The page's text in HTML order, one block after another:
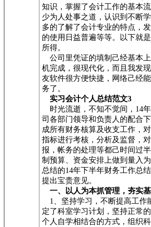
知识，掌握了会计工作的基本
少为人处事之道，认识到不断
多的了解了会计专业的特点，
的使用日益普遍等等。以下就
所得。
公司里凭证的填制己经基本
机完成，很现代化，而且我发
友软件很方便快捷，网络己经
务了。
实习会计个人总结范文3
时光流逝，不知不觉间，14
司各部门领导和负责人的配合
成所有财务核算及收支工作，
指标进行考核，分析及监督，
报，帐务的处理等都己时间过
制预算、资金安排上做到量入
总结的14年下半年财务工作总
提出宝贵意见。
一、以人为本抓管理，夯实基
1、坚持学习，不断提高工作
定了科室学习计划，坚持正常
个人自学相结合的方式，组织